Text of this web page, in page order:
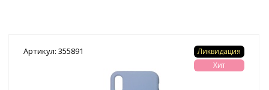
Артикул: 355891
Ликвидация
Хит